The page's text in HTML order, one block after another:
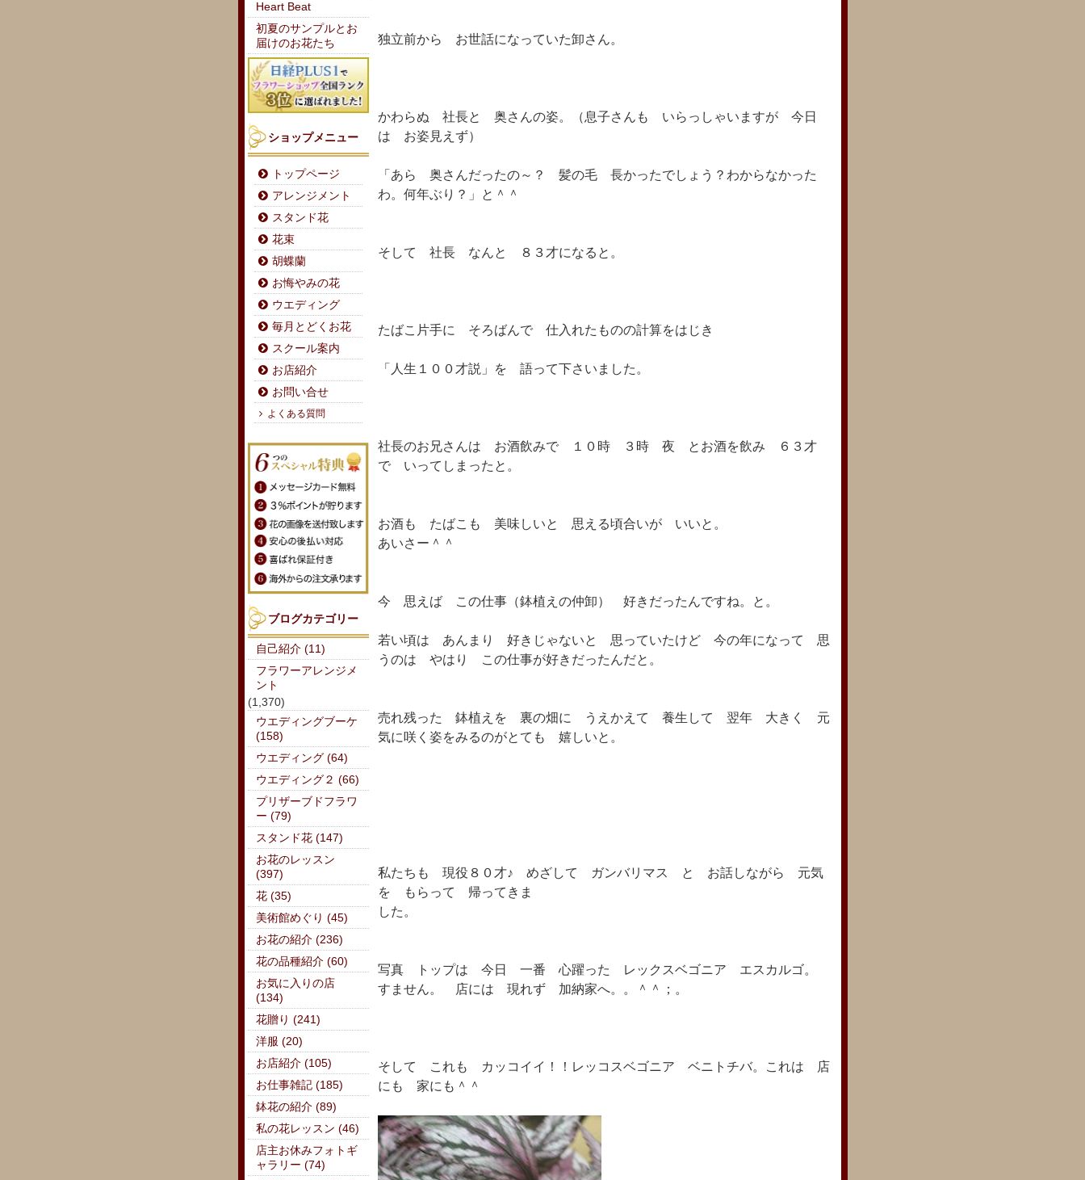
独立前から お世話になっていた卸さん。
かわらぬ 社長と 奥さんの姿。（息子さんも いらっしゃいますが 今日
は お姿見えず）
「あら 奥さんだったの～？ 髪の毛 長かったでしょう？わからなかった
わ。何年ぶり？」と＾＾
そして 社長 なんと ８３才になると。
たばこ片手に そろばんで 仕入れたものの計算をはじき
「人生１００才説」を 語って下さいました。
社長のお兄さんは お酒飲みで １０時 ３時 夜 とお酒を飲み ６３才
で いってしまったと。
お酒も たばこも 美味しいと 思える頃合いが いいと。
あいさー＾＾
今 思えば この仕事（鉢植えの仲卸） 好きだったんですね。と。
若い頃は あんまり 好きじゃないと 思っていたけど 今の年になって 思
うのは やはり この仕事が好きだったんだと。
売れ残った 鉢植えを 裏の畑に うえかえて 養生して 翌年 大きく 元
気に咲く姿をみるのがとても 嬉しいと。
私たちも 現役８０才♪ めざして ガンバリマス と お話しながら 元気
を もらって 帰ってきま
した。
写真 トップは 今日 一番 心躍った レックスベゴニア エスカルゴ。
すません。 店には 現れず 加納家へ。。＾＾；。
そして これも カッコイイ！！レッコスベゴニア ベニトチバ。これは 店
にも 家にも＾＾
Heart Beat
初夏のサンプルとお
届けのお花たち
ショップメニュー
トップページ
アレンジメント
スタンド花
花束
胡蝶蘭
お悔やみの花
ウエディング
毎月とどくお花
スクール案内
お店紹介
お問い合せ
よくある質問
ブログカテゴリー
自己紹介 (11)
フラワーアレンジメ
ント
(1,370)
ウエディングブーケ
(158)
ウエディング (64)
ウエディング２ (66)
プリザーブドフラワ
ー (79)
スタンド花 (147)
お花のレッスン
(397)
花 (35)
美術館めぐり (45)
お花の紹介 (236)
花の品種紹介 (60)
お気に入りの店
(134)
花贈り (241)
洋服 (20)
お店紹介 (105)
お仕事雑記 (185)
鉢花の紹介 (89)
私の花レッスン (46)
店主お休みフォトギ
ャラリー (74)